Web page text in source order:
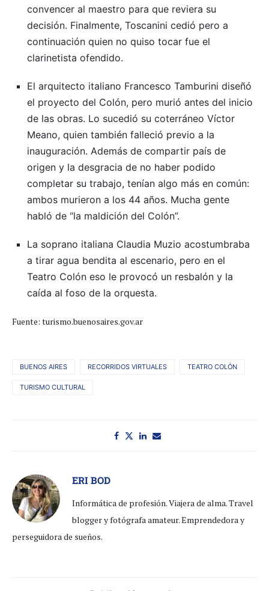
convencer al maestro para que reviera su
decisión. Finalmente, Toscanini cedió pero a
continuación quien no quiso tocar fue el
clarinetista ofendido.
El arquitecto italiano Francesco Tamburini diseñó
el proyecto del Colón, pero murió antes del inicio
de las obras. Lo sucedió su coterráneo Víctor
Meano, quien también falleció previo a la
inauguración. Además de compartir país de
origen y la desgracia de no haber podido
completar su trabajo, tenían algo más en común:
ambos murieron a los 44 años. Mucha gente
habló de “la maldición del Colón”.
La soprano italiana Claudia Muzio acostumbraba
a tirar agua bendita al escenario, pero en el
Teatro Colón eso le provocó un resbalón y la
caída al foso de la orquesta.
Fuente: turismo.buenosaires.gov.ar
BUENOS AIRES RECORRIDOS VIRTUALES TEATRO COLÓN
TURISMO CULTURAL
ERI BOD
Informática de profesión. Viajera de alma. Travel
blogger y fotógrafa amateur. Emprendedora y
perseguidora de sueños.